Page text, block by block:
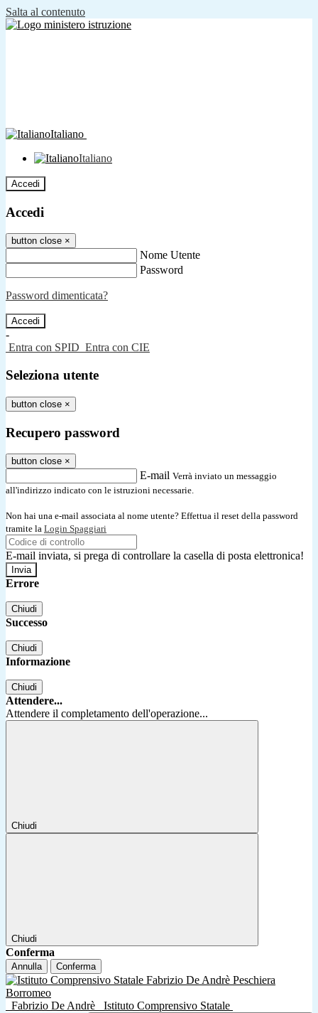
Salta al contenuto
Italiano
Italiano
Accedi
Accedi
button close ×
Nome Utente
Password
Password dimenticata?
-
Entra con SPID Entra con CIE
Seleziona utente
button close ×
Recupero password
button close ×
E-mail Verrà inviato un messaggio
all'indirizzo indicato con le istruzioni necessarie.
Non hai una e-mail associata al nome utente? Effettua il reset della password
tramite la Login Spaggiari
E-mail inviata, si prega di controllare la casella di posta elettronica!
Errore
Chiudi
Successo
Chiudi
Informazione
Chiudi
Attendere...
Attendere il completamento dell'operazione...
Chiudi
Chiudi
Conferma
Annulla Conferma
Fabrizio De Andrè Istituto Comprensivo Statale